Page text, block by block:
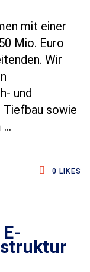
ich mich
erhobenen
Anfrage
jederzeit
mit einer
Mio. Euro
Wir
und
Tiefbau sowie
0 LIKES